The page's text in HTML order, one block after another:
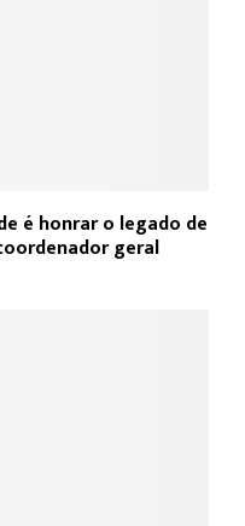
é honrar o legado de
geral